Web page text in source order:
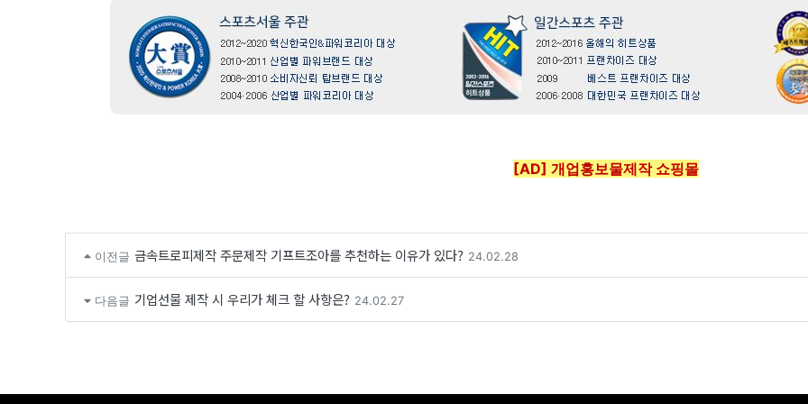
[AD] 개업홍보물제작 쇼핑몰
이전글 금속트로피제작 주문제작 기프트조아를 추천하는 이유가 있다? 24.02.28
다음글 기업선물 제작 시 우리가 체크 할 사항은? 24.02.27